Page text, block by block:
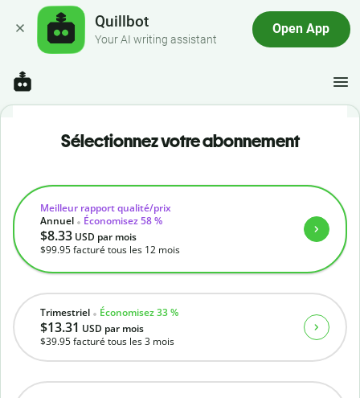
Quillbot
Your AI writing assistant
Open App
Sélectionnez votre abonnement
Trimestriel Économisez 33 %
$13.31 USD par mois
$39.95facturé tous les 3 mois
Meilleur rapport qualité/prix
Annuel
Économisez 58 %
$8.33 USD par mois
$99.95facturé tous les 12 mois